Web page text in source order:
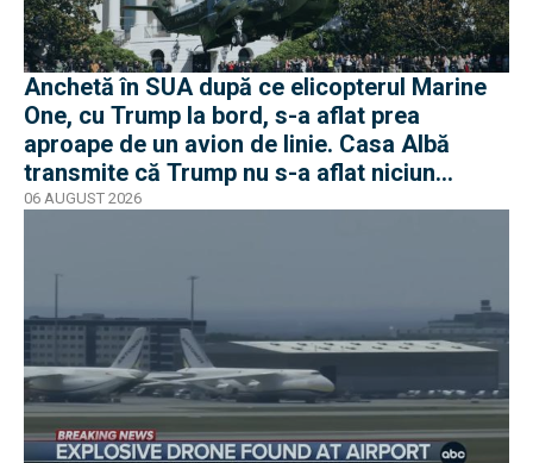
Anchetă în SUA după ce elicopterul Marine
One, cu Trump la bord, s-a aflat prea
aproape de un avion de linie. Casa Albă
transmite că Trump nu s-a aflat niciun
moment în pericol
06 AUGUST 2026